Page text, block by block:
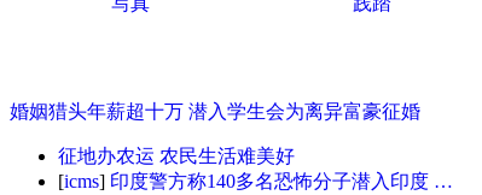
婚姻猎头年薪超十万 潜入学生会为离异富豪征婚
征地办农运 农民生活难美好
[icms] 印度警方称140多名恐怖分子潜入印度 …